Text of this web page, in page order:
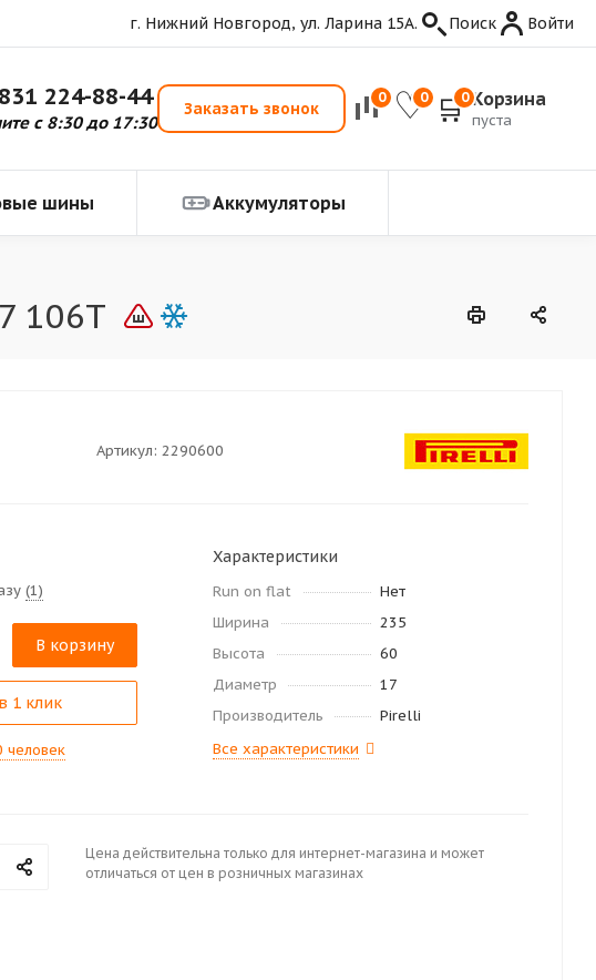
г. Нижний Новгород, ул. Ларина 15А. Поиск Войти
224-88-44
с 8:30 до 17:30
Заказать звонок
0 0 0 Корзина
пуста
шины Аккумуляторы
106T
Артикул: 2290600
(1)
В корзину
1 клик
человек
Характеристики
Run on flat
Нет
Ширина
235
Высота
60
Диаметр
17
Производитель
Pirelli
Все характеристики
Цена действительна только для интернет-магазина и может
отличаться от цен в розничных магазинах